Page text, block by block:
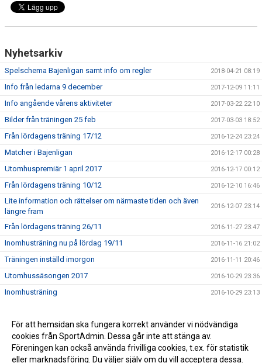
Nyhetsarkiv
Spelschema Bajenligan samt info om regler 2018-04-21 08:19
Info från ledarna 9 december 2017-12-09 11:11
Info angående vårens aktiviteter 2017-03-22 22:10
Bilder från träningen 25 feb 2017-03-03 18:52
Från lördagens träning 17/12 2016-12-24 23:24
Matcher i Bajenligan 2016-12-17 00:28
Utomhuspremiär 1 april 2017 2016-12-17 00:12
Från lördagens träning 10/12 2016-12-10 16:46
Lite information och rättelser om närmaste tiden och även
längre fram
2016-12-07 23:14
Från lördagens träning 26/11 2016-11-27 23:47
Inomhusträning nu på lördag 19/11 2016-11-16 21:02
Träningen inställd imorgon 2016-11-11 20:46
Utomhussäsongen 2017 2016-10-29 23:36
Inomhusträning 2016-10-29 23:13
För att hemsidan ska fungera korrekt använder vi nödvändiga
cookies från SportAdmin. Dessa går inte att stänga av.
Föreningen kan också använda frivilliga cookies, t.ex. för statistik
eller marknadsföring. Du väljer själv om du vill acceptera dessa.